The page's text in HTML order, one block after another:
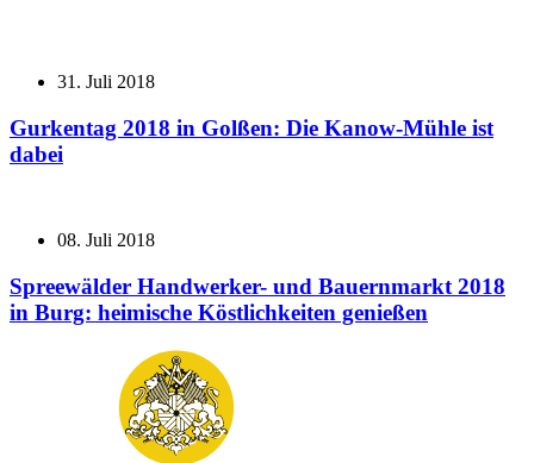
31. Juli 2018
Gurkentag 2018 in Golßen: Die Kanow-Mühle ist
dabei
08. Juli 2018
Spreewälder Handwerker- und Bauernmarkt 2018
in Burg: heimische Köstlichkeiten genießen